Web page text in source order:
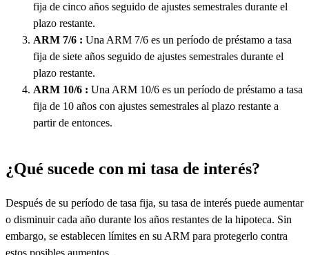
fija de cinco años seguido de ajustes semestrales durante el
plazo restante.
ARM 7/6 : Una ARM 7/6 es un período de préstamo a tasa
fija de siete años seguido de ajustes semestrales durante el
plazo restante.
ARM 10/6 : Una ARM 10/6 es un período de préstamo a tasa
fija de 10 años con ajustes semestrales al plazo restante a
partir de entonces.
¿Qué sucede con mi tasa de interés?
Después de su período de tasa fija, su tasa de interés puede aumentar
o disminuir cada año durante los años restantes de la hipoteca. Sin
embargo, se establecen límites en su ARM para protegerlo contra
estos posibles aumentos.